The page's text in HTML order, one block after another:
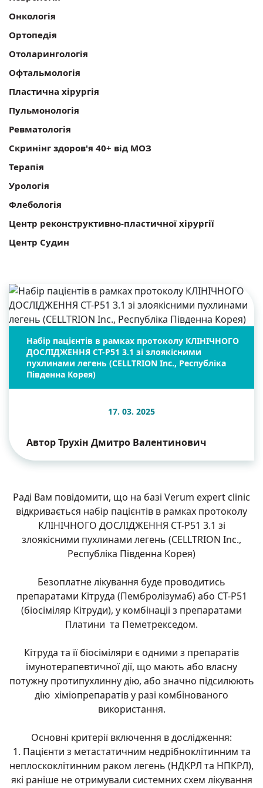
Онкологія
Ортопедія
Отоларингологія
Офтальмологія
Пластична хірургія
Пульмонологія
Ревматологія
Скринінг здоров'я 40+ від МОЗ
Терапія
Урологія
Флебологія
Центр реконструктивно-пластичної хірургії
Центр Судин
Набір пацієнтів в рамках протоколу КЛІНІЧНОГО
ДОСЛІДЖЕННЯ CT-P51 3.1 зі злоякісними
пухлинами легень (CELLTRION Inc., Республіка
Південна Корея)
17. 03. 2025
Автор Трухін Дмитро Валентинович
Раді Вам повідомити, що на базі Verum expert clinic
відкривається набір пацієнтів в рамках протоколу
КЛІНІЧНОГО ДОСЛІДЖЕННЯ CT-P51 3.1 зі
злоякісними пухлинами легень (CELLTRION Inc.,
Республіка Південна Корея)
Безоплатне лікування буде проводитись
препаратами Кітруда (Пембролізумаб) або СT-P51
(біосіміляр Кітруди), у комбінаціі з препаратами
Платини та Пеметрекседом.
Кітруда та її біосіміляри є одними з препаратів
імунотерапевтичної дії, що мають або власну
потужну протипухлинну дію, або значно підсилюють
дію хіміопрепаратів у разі комбінованого
використання.
Основні критерії включення в дослідження:
1. Пацієнти з метастатичним недрібноклітинним та
неплоскоклітинним раком легень (НДКРЛ та НПКРЛ),
які раніше не отримували системних схем лікування